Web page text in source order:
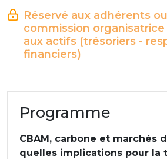
Réservé aux adhérents
commission
aux actifs (trésoriers -
financiers)
Programme
CBAM, carbone et marchés
quelles implications pour la